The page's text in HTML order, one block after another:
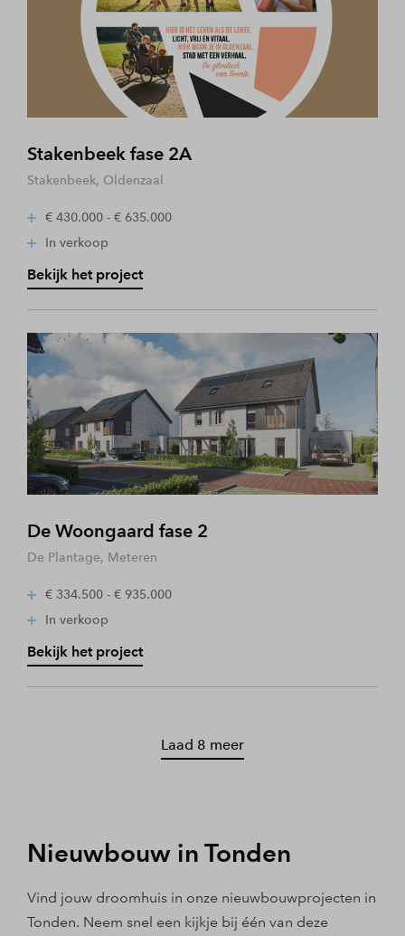
Stakenbeek fase 2A
Stakenbeek, Oldenzaal
€ 430.000 - € 635.000
In verkoop
Bekijk het project
De Woongaard fase 2
De Plantage, Meteren
€ 334.500 - € 935.000
In verkoop
Bekijk het project
Laad 8 meer
Nieuwbouw in Tonden
Vind jouw droomhuis in onze nieuwbouwprojecten in
Tonden. Neem snel een kijkje bij één van deze